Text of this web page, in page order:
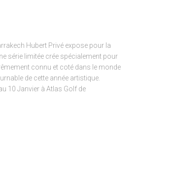
Hubert Privé expose pour la
série limitée crée spécialement pour
connu et coté dans le monde
de cette année artistique.
10 Janvier à Atlas Golf de